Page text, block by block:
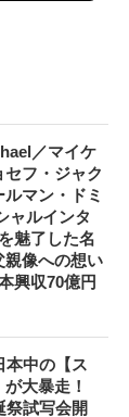
／マイケ
フ・ジャク
マン・ドミ
ャルインタ
魅了した名
親像への想い
興収70億円
本中の【ス
大暴走！
祭試写会開